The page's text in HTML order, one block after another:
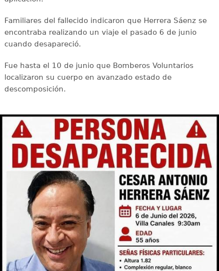
Familiares del fallecido indicaron que Herrera Sáenz se
encontraba realizando un viaje el pasado 6 de junio
cuando desapareció.
Fue hasta el 10 de junio que Bomberos Voluntarios
localizaron su cuerpo en avanzado estado de
descomposición.